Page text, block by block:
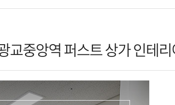
교중앙역 퍼스트 상가 인테